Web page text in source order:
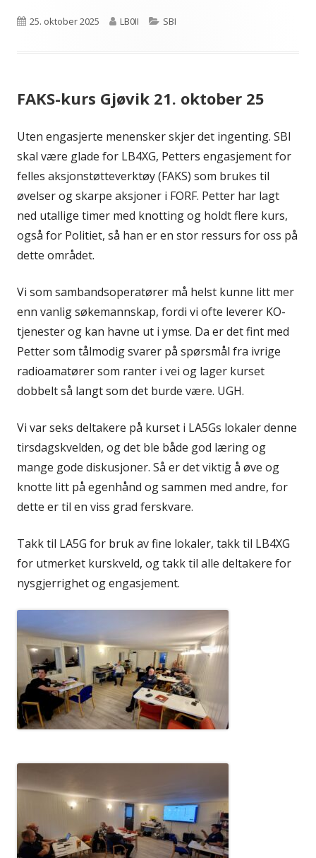
Publisert
25. oktober 2025 Forfatter
LB0II Kategorier
SBI
FAKS-kurs Gjøvik 21. oktober 25
Uten engasjerte menensker skjer det ingenting. SBI
skal være glade for LB4XG, Petters engasjement for
felles aksjonstøtteverktøy (FAKS) som brukes til
øvelser og skarpe aksjoner i FORF. Petter har lagt
ned utallige timer med knotting og holdt flere kurs,
også for Politiet, så han er en stor ressurs for oss på
dette området.
Vi som sambandsoperatører må helst kunne litt mer
enn vanlig søkemannskap, fordi vi ofte leverer KO-
tjenester og kan havne ut i ymse. Da er det fint med
Petter som tålmodig svarer på spørsmål fra ivrige
radioamatører som ranter i vei og lager kurset
dobbelt så langt som det burde være. UGH.
Vi var seks deltakere på kurset i LA5Gs lokaler denne
tirsdagskvelden, og det ble både god læring og
mange gode diskusjoner. Så er det viktig å øve og
knotte litt på egenhånd og sammen med andre, for
dette er til en viss grad ferskvare.
Takk til LA5G for bruk av fine lokaler, takk til LB4XG
for utmerket kurskveld, og takk til alle deltakere for
nysgjerrighet og engasjement.